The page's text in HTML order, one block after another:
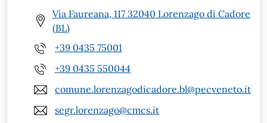
Via Faureana, 117 32040 Lorenzago di Cadore
(BL)
+39 0435 75001
+39 0435 550044
comune.lorenzagodicadore.bl@pecveneto.it
segr.lorenzago@cmcs.it